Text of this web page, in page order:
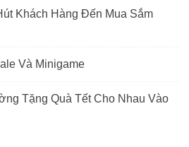
Khách Hàng Đến Mua Sắm
Và Minigame
Tặng Quà Tết Cho Nhau Vào